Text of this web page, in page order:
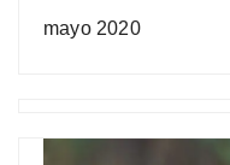
mayo 2020